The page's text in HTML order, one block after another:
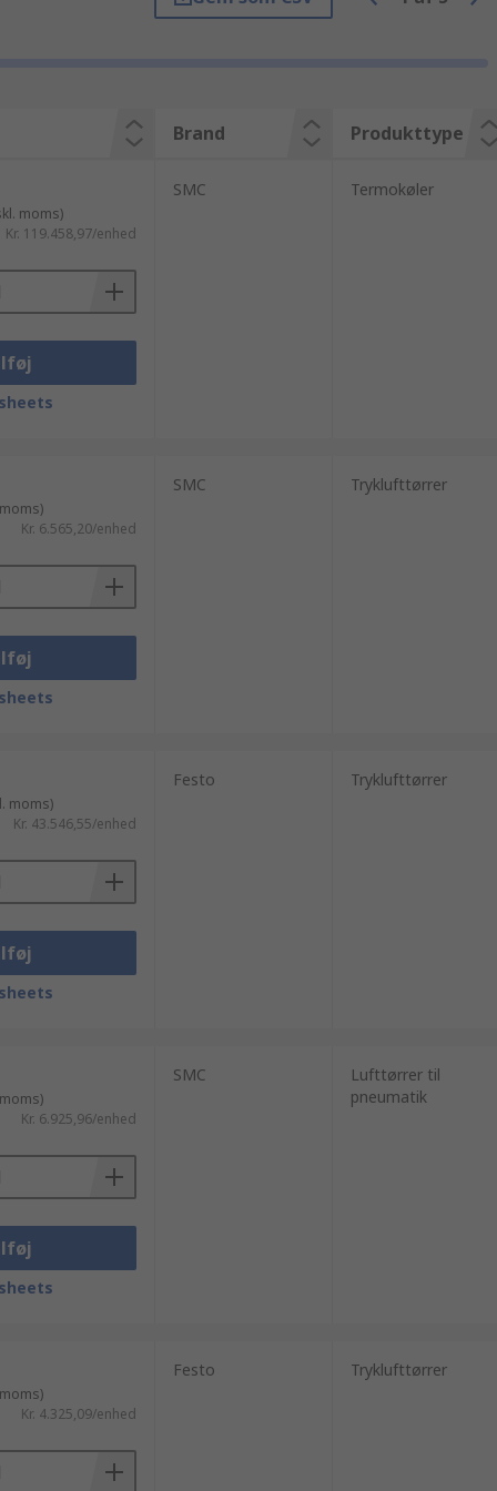
produkter fra vores Mekaniske
og transmissionselementer og
eller hjælp til dine produkter,
til Domnick Hunter. RS tilbyder hurtig og
alfabetisk, efter pris, mærke,
Brand Produkttype
moms)
Kr. 119.458,97/enhed
SMC Termokøler
Kr. 6.565,20/enhed
SMC Tryklufttørrer
moms)
Kr. 43.546,55/enhed
Festo Tryklufttørrer
Kr. 6.925,96/enhed
SMC
Lufttørrer til
pneumatik
Kr. 4.325,09/enhed
Festo Tryklufttørrer